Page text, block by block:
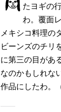
たヨギの
わ。覆面
メキシコ料理の
ビーンズのチリ
に第三の目があ
なのかもしれな
作品にしたわ。